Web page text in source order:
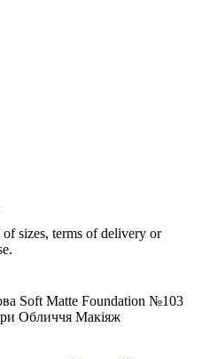
sizes, terms of delivery or
Soft Matte Foundation №103
Обличчя Макіяж